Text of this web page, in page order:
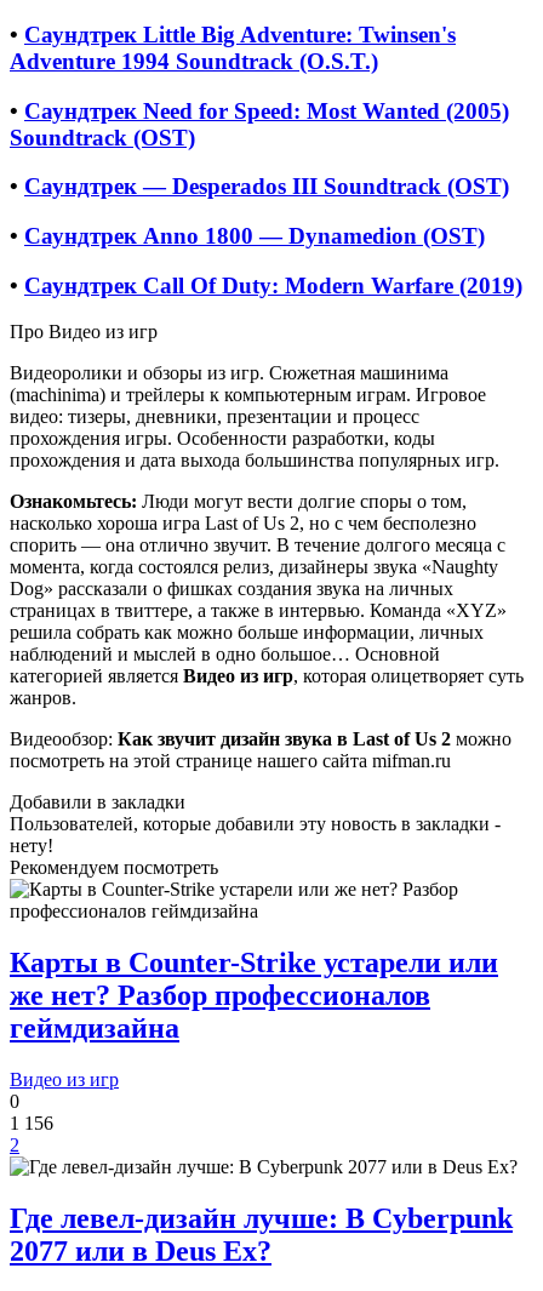
• Саундтрек Little Big Adventure: Twinsen's
Adventure 1994 Soundtrack (O.S.T.)
• Саундтрек Need for Speed: Most Wanted (2005)
Soundtrack (OST)
• Саундтрек — Desperados III Soundtrack (OST)
• Саундтрек Anno 1800 — Dynamedion (OST)
• Саундтрек Call Of Duty: Modern Warfare (2019)
Про Видео из игр
Видеоролики и обзоры из игр. Сюжетная машинима
(machinima) и трейлеры к компьютерным играм. Игровое
видео: тизеры, дневники, презентации и процесс
прохождения игры. Особенности разработки, коды
прохождения и дата выхода большинства популярных игр.
Ознакомьтесь: Люди могут вести долгие споры о том,
насколько хороша игра Last of Us 2, но с чем бесполезно
спорить — она отлично звучит. В течение долгого месяца с
момента, когда состоялся релиз, дизайнеры звука «Naughty
Dog» рассказали о фишках создания звука на личных
страницах в твиттере, а также в интервью. Команда «XYZ»
решила собрать как можно больше информации, личных
наблюдений и мыслей в одно большое… Основной
категорией является Видео из игр, которая олицетворяет суть
жанров.
Видеообзор: Как звучит дизайн звука в Last of Us 2 можно
посмотреть на этой странице нашего сайта mifman.ru
Добавили в закладки
Пользователей, которые добавили эту новость в закладки -
нету!
Рекомендуем посмотреть
Карты в Counter-Strike устарели или
же нет? Разбор профессионалов
геймдизайна
Видео из игр
0
1 156
2
Где левел-дизайн лучше: В Cyberpunk
2077 или в Deus Ex?